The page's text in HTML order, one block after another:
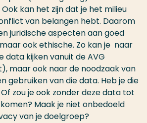
kan het zijn dat je het milieu
van belangen hebt. Daarom
juridische aspecten aan goed
ook ethische. Zo kanje naar
data kijken vanuit de AVG
maar ook naar de noodzaak van
gebruiken van die data. Heb je die
zou je ook zonder deze data tot
Maak je niet onbedoeld
van je doelgroep?